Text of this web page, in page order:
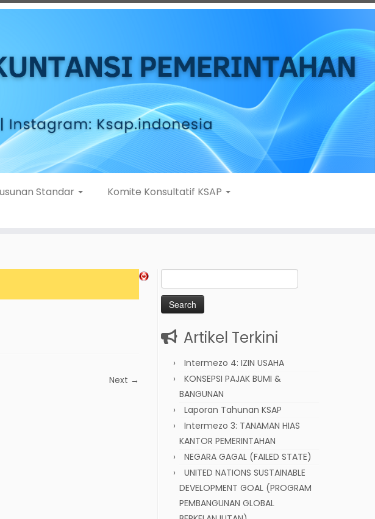
Standar
Komite Konsultatif KSAP
Next →
Search
for:
Artikel Terkini
Intermezo 4: IZIN USAHA
KONSEPSI PAJAK BUMI &
BANGUNAN
Laporan Tahunan KSAP
Intermezo 3: TANAMAN HIAS
KANTOR PEMERINTAHAN
NEGARA GAGAL (FAILED STATE)
UNITED NATIONS SUSTAINABLE
DEVELOPMENT GOAL (PROGRAM
PEMBANGUNAN GLOBAL